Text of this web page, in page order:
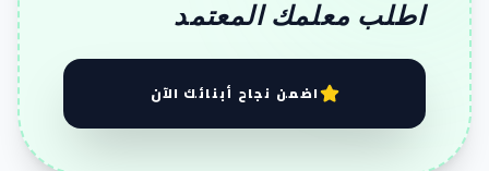
اطلب معلمك المعتمد
اضمن نجاح أبنائك الآن